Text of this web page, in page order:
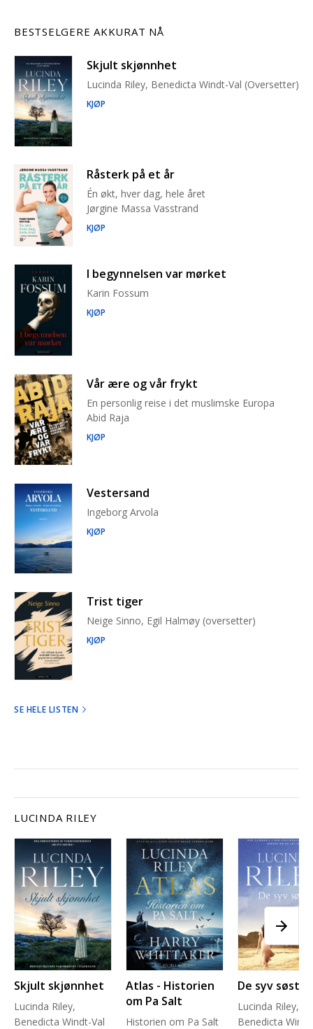
BESTSELGERE AKKURAT NÅ
Skjult skjønnhet
Lucinda Riley, Benedicta Windt-Val (Oversetter)
KJØP
Råsterk på et år
Én økt, hver dag, hele året
Jørgine Massa Vasstrand
KJØP
I begynnelsen var mørket
Karin Fossum
KJØP
Vår ære og vår frykt
En personlig reise i det muslimske Europa
Abid Raja
KJØP
Vestersand
Ingeborg Arvola
KJØP
Trist tiger
Neige Sinno, Egil Halmøy (oversetter)
KJØP
SE HELE LISTEN
LUCINDA RILEY
Skjult skjønnhet
Lucinda Riley,
Benedicta Windt-Val
Atlas - Historien
om Pa Salt
Historien om Pa Salt
De syv søstre
Lucinda Riley,
Benedicta